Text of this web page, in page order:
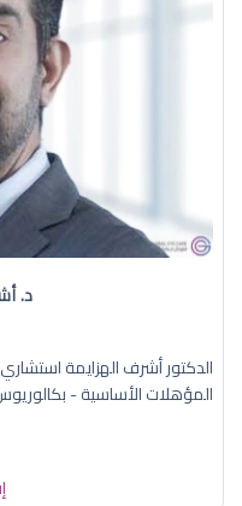
د.
الدكتور أشرف الهزايمة
المؤهلات الأساسية -